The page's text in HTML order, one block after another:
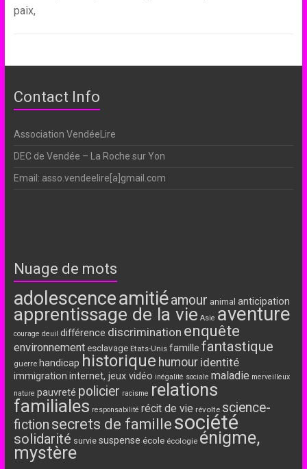
paix,
Contact Info
Association VendéeLire
DEC de Vendée – La Roche sur Yon
Email: asso.vendeelire[a]gmail.com
Nuage de mots
adolescenceamitiéamour animal anticipation
apprentissage de la vie Asie aventure
courage deuil différence discrimination enquête
environnement esclavage Etats-Unis famille fantastique
guerre handicap historique humour identité
immigration internet, jeux vidéo inégalité sociale maladie merveilleux
nature pauvreté policier racisme relations
familiales responsabilité récit de vie révolte science-
fiction secrets de famille société
solidarité survie suspense école écologie énigme,
mystère